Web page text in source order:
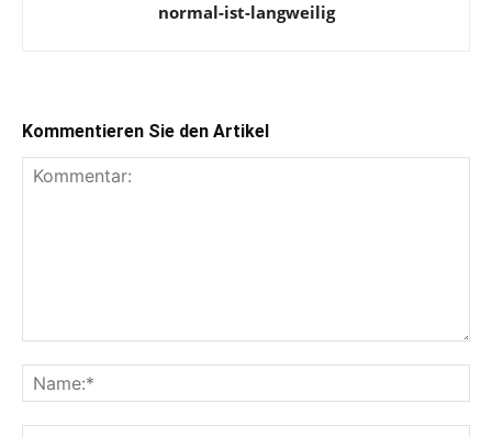
normal-ist-langweilig
Kommentieren Sie den Artikel